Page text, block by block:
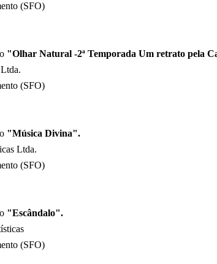
(SFO)
"Olhar Natural -2ª Temporada Um retrato pela
(SFO)
"Música Divina".
Ltda.
(SFO)
"Escândalo".
(SFO)